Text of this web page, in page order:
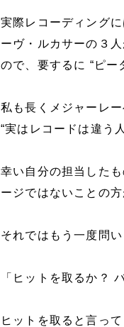
実際レコーディング
ーヴ・ルカサーの３
ので、要するに “ピー
私も長くメジャーレ
“実はレコードは違う
幸い自分の担当した
ージではないことの
それではもう一度問い
「ヒットを取るか？
ヒットを取ると言っ